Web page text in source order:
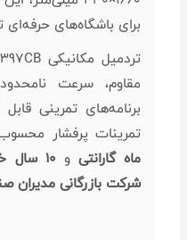
برای باشگاه‌های
مقاوم، سرعت
برنامه‌های تمرینی
تمرینات پرفشار
ماه گارانتی و ۱۰ سال خدمات پس از فروش
شرکت بازرگانی مدیران